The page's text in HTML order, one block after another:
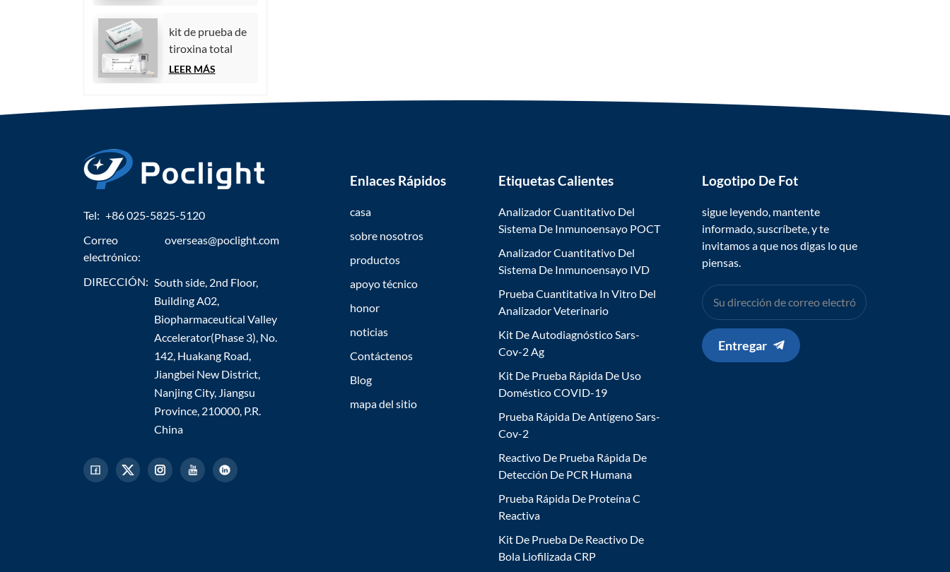
kit de prueba de
tiroxina total
(TT4)
LEER MÁS
Tel: +86 025-5825-5120
Correo
electrónico:
overseas@poclight.com
DIRECCIÓN: South side, 2nd Floor,
Building A02,
Biopharmaceutical Valley
Accelerator(Phase 3), No.
142, Huakang Road,
Jiangbei New District,
Nanjing City, Jiangsu
Province, 210000, P.R.
China
Enlaces Rápidos
casa
sobre nosotros
productos
apoyo técnico
honor
noticias
Contáctenos
Blog
mapa del sitio
Etiquetas Calientes
Analizador Cuantitativo Del
Sistema De Inmunoensayo POCT
Analizador Cuantitativo Del
Sistema De Inmunoensayo IVD
Prueba Cuantitativa In Vitro Del
Analizador Veterinario
Kit De Autodiagnóstico Sars-
Cov-2 Ag
Kit De Prueba Rápida De Uso
Doméstico COVID-19
Prueba Rápida De Antígeno Sars-
Cov-2
Reactivo De Prueba Rápida De
Detección De PCR Humana
Prueba Rápida De Proteína C
Reactiva
Kit De Prueba De Reactivo De
Bola Liofilizada CRP
Logotipo De Fot
sigue leyendo, mantente
informado, suscríbete, y te
invitamos a que nos digas lo que
piensas.
Entregar